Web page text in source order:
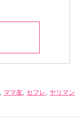
ママ友 セフレ ヤリマン